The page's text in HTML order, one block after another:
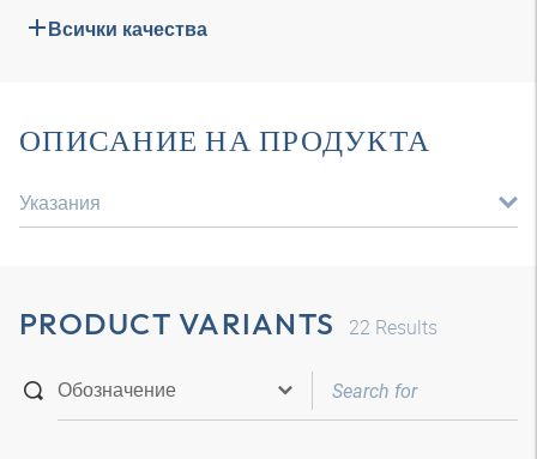
Всички качества
ОПИСАНИЕ НА ПРОДУКТА
Указания
PRODUCT VARIANTS 22 Results